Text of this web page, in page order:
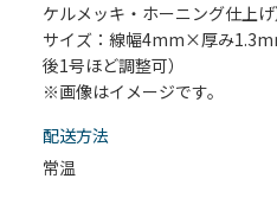
ケルメッキ・ホーニング仕上
サイズ：線幅4mm×厚み
後1号ほど調整可）
※画像はイメージです。
配送⽅法
常温